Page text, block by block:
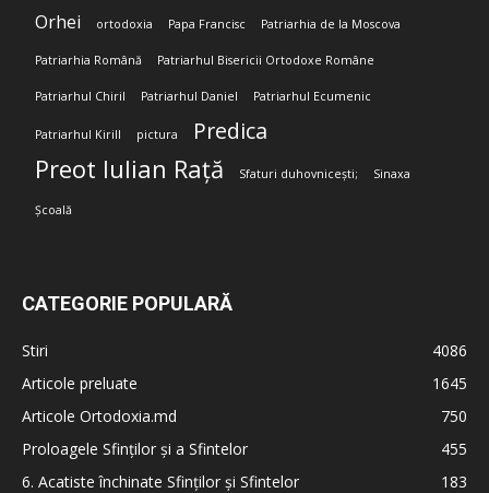
Orhei ortodoxia Papa Francisc Patriarhia de la Moscova
Patriarhia Română Patriarhul Bisericii Ortodoxe Române
Patriarhul Chiril Patriarhul Daniel Patriarhul Ecumenic
Patriarhul Kirill pictura Predica
Preot Iulian Rață Sfaturi duhovnicești; Sinaxa
Școală
CATEGORIE POPULARĂ
Stiri
4086
Articole preluate
1645
Articole Ortodoxia.md
750
Proloagele Sfinților și a Sfintelor
455
6. Acatiste închinate Sfinților și Sfintelor
183